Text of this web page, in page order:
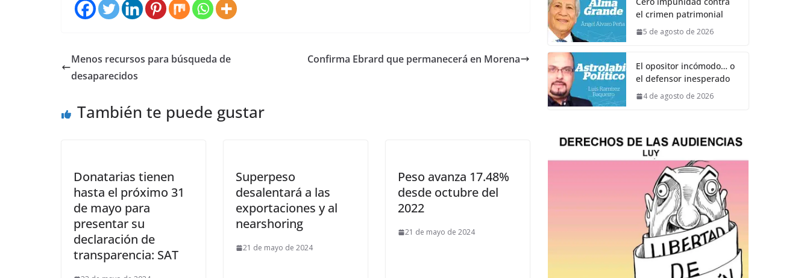
Menos recursos para búsqueda de
desaparecidos
Confirma Ebrard que permanecerá en Morena
También te puede gustar
Donatarias tienen
hasta el próximo 31
de mayo para
presentar su
declaración de
transparencia: SAT
Superpeso
desalentará a las
exportaciones y al
nearshoring
21 de mayo de 2024
Peso avanza 17.48%
desde octubre del
2022
21 de mayo de 2024
el crimen patrimonial
5 de agosto de 2026
El opositor incómodo… o
el defensor inesperado
4 de agosto de 2026